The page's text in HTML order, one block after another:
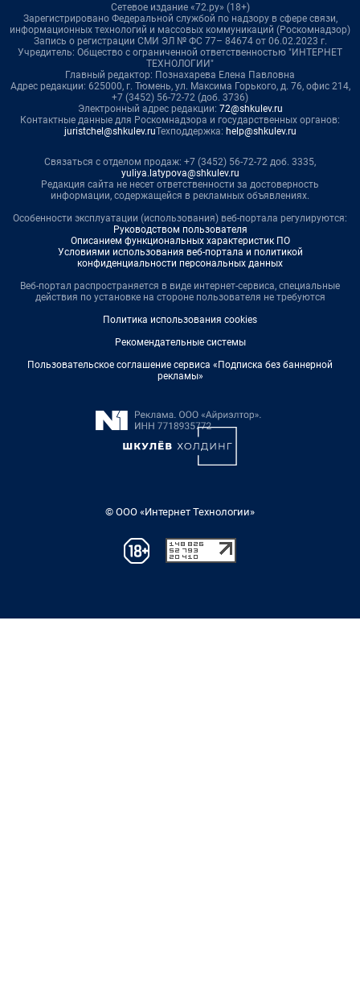
Сетевое издание «72.ру» (18+)
Зарегистрировано Федеральной службой по надзору в сфере связи,
информационных технологий и массовых коммуникаций (Роскомнадзор)
Запись о регистрации СМИ ЭЛ № ФС 77– 84674 от 06.02.2023 г.
Учредитель: Общество с ограниченной ответственностью "ИНТЕРНЕТ
ТЕХНОЛОГИИ"
Главный редактор: Познахарева Елена Павловна
Адрес редакции: 625000, г. Тюмень, ул. Максима Горького, д. 76, офис 214,
+7 (3452) 56-72-72 (доб. 3736)
Электронный адрес редакции: 72@shkulev.ru
Контактные данные для Роскомнадзора и государственных органов:
juristchel@shkulev.ruТехподдержка: help@shkulev.ru
Связаться с отделом продаж: +7 (3452) 56-72-72 доб. 3335,
yuliya.latypova@shkulev.ru
Редакция сайта не несет ответственности за достоверность
информации, содержащейся в рекламных объявлениях.
Особенности эксплуатации (использования) веб-портала регулируются:
Руководством пользователя
Описанием функциональных характеристик ПО
Условиями использования веб-портала и политикой
конфиденциальности персональных данных
Веб-портал распространяется в виде интернет-сервиса, специальные
действия по установке на стороне пользователя не требуются
Политика использования cookies
Рекомендательные системы
Пользовательское соглашение сервиса «Подписка без баннерной
рекламы»
© ООО «Интернет Технологии»